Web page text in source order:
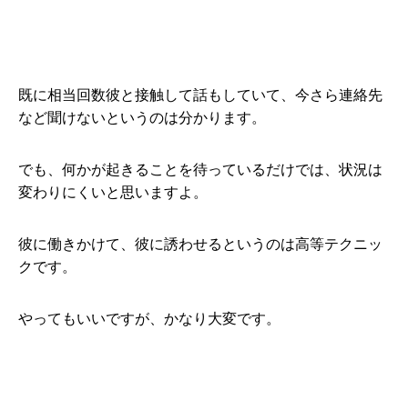
既に相当回数彼と接触して話もしていて、今さら連絡先
など聞けないというのは分かります。
でも、何かが起きることを待っているだけでは、状況は
変わりにくいと思いますよ。
彼に働きかけて、彼に誘わせるというのは高等テクニッ
クです。
やってもいいですが、かなり大変です。